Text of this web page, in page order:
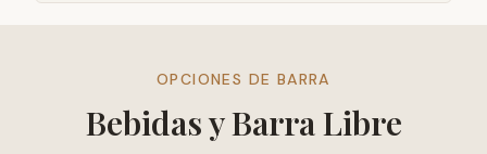
OPCIONES DE BARRA
Bebidas y Barra Libre